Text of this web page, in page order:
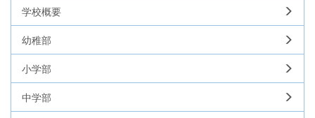
学校概要
幼稚部
小学部
中学部